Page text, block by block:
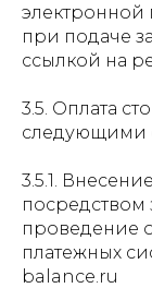
электронной
при подаче
ссылкой на
3.5. Оплата
следующими
3.5.1.
посредством
проведение
платежных
balance.ru